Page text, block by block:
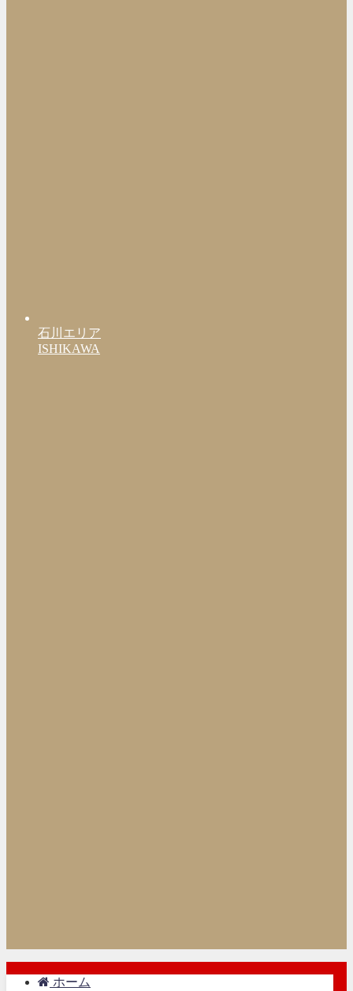
石川エリア
ISHIKAWA
ホーム